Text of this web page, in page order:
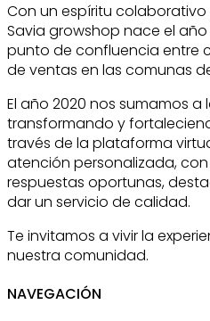
Con un espíritu
Savia growshop nace el año
punto de confluencia entre
de ventas en las comunas
El año 2020 nos sumamos a
transformando y
través de la plataforma
atención personalizada,
respuestas oportunas,
dar un servicio de calidad.
Te invitamos a vivir la
nuestra comunidad.
NAVEGACIÓN